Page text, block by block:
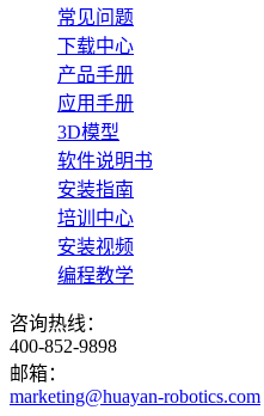
常见问题
下载中心
产品手册
应用手册
3D模型
软件说明书
安装指南
培训中心
安装视频
编程教学
咨询热线：
400-852-9898
邮箱：
marketing@huayan-robotics.com